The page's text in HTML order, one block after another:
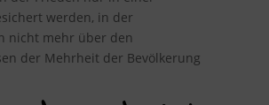
werden, in der
nicht mehr über den
der Mehrheit der Bevölkerung